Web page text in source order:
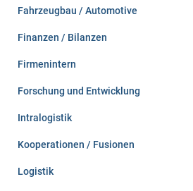
Fahrzeugbau / Automotive
Finanzen / Bilanzen
Firmenintern
Forschung und Entwicklung
Intralogistik
Kooperationen / Fusionen
Logistik